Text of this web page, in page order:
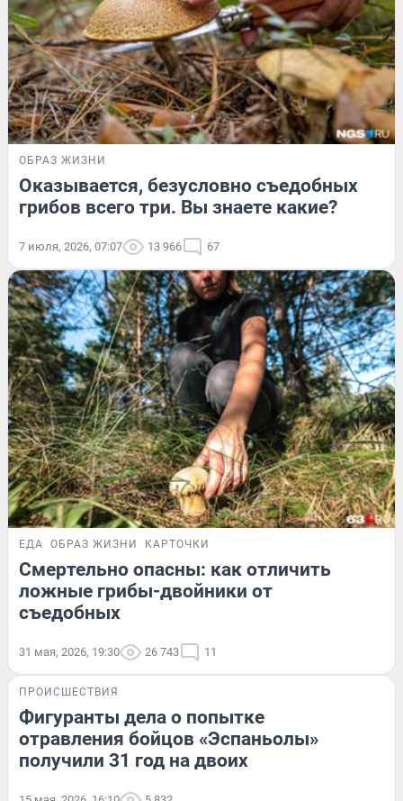
ОБРАЗ ЖИЗНИ
Оказывается, безусловно съедобных
грибов всего три. Вы знаете какие?
7 июля, 2026, 07:07 13 966 67
ЕДА ОБРАЗ ЖИЗНИ КАРТОЧКИ
Смертельно опасны: как отличить
ложные грибы-двойники от
съедобных
31 мая, 2026, 19:30 26 743 11
ПРОИСШЕСТВИЯ
Фигуранты дела о попытке
отравления бойцов «Эспаньолы»
получили 31 год на двоих